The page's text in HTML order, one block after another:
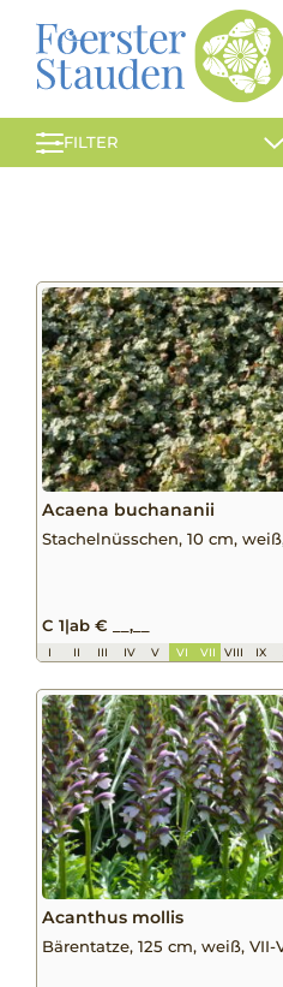
FILTER
Acaena buchananii
Stachelnüsschen, 10 cm,
C 1|ab € __,__
I II III IV V VI VII VIII IX
Acanthus mollis
Bärentatze, 125 cm, weiß, VII-